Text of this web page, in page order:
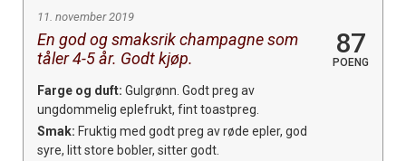
11. november 2019
En god og smaksrik champagne som
tåler 4-5 år. Godt kjøp.
87
POENG
Farge og duft: Gulgrønn. Godt preg av
ungdommelig eplefrukt, fint toastpreg.
Smak: Fruktig med godt preg av røde epler, god
syre, litt store bobler, sitter godt.